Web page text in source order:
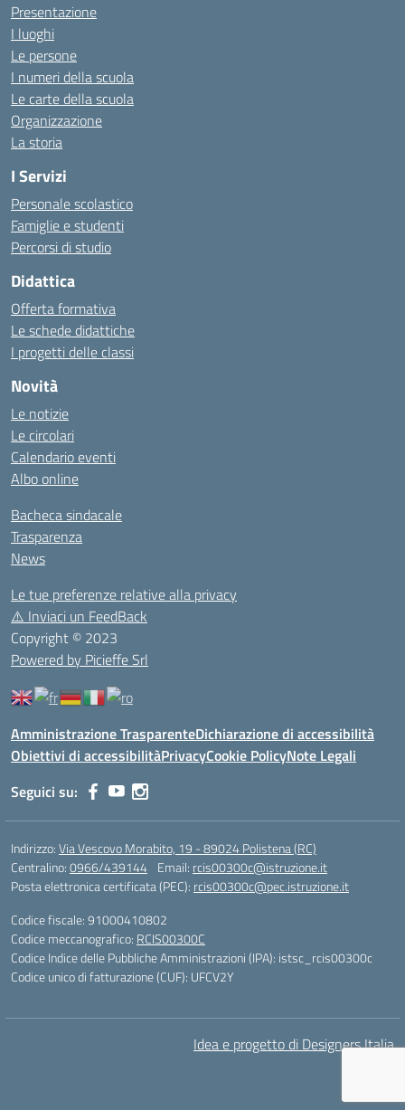
Presentazione
I luoghi
Le persone
I numeri della scuola
Le carte della scuola
Organizzazione
La storia
I Servizi
Personale scolastico
Famiglie e studenti
Percorsi di studio
Didattica
Offerta formativa
Le schede didattiche
I progetti delle classi
Novità
Le notizie
Le circolari
Calendario eventi
Albo online
Bacheca sindacale
Trasparenza
News
Le tue preferenze relative alla privacy
⚠️ Inviaci un FeedBack
Copyright © 2023
Powered by Picieffe Srl
Amministrazione TrasparenteDichiarazione di accessibilità
Obiettivi di accessibilitàPrivacyCookie PolicyNote Legali
Seguici su:
Indirizzo:Via Vescovo Morabito, 19 - 89024 Polistena (RC)
Centralino:0966/439144 Email: rcis00300c@istruzione.it
Posta elettronica certificata (PEC): rcis00300c@pec.istruzione.it
Codice fiscale: 91000410802
Codice meccanografico: RCIS00300C
Codice Indice delle Pubbliche Amministrazioni (IPA): istsc_rcis00300c
Codice unico di fatturazione (CUF): UFCV2Y
Idea e progetto di Designers Italia